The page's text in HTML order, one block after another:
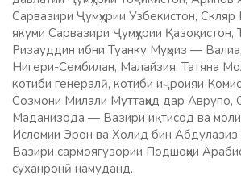
Сарвазири Ҷумҳурии Узбекистон,
якуми Сарвазири Ҷумҳурии Қазоқистон,
Ризауддин ибни Туанку Муҳриз —
Нигери-Сембилан, Малайзия, Татяна
котиби генералӣ, котиби иҷроияи
Созмони Милали Муттаҳид дар Аврупо,
Маданизода — Вазири иқтисод ва
Исломии Эрон ва Холид бин
Вазири сармоягузории Подшоҳии
суханронӣ намуданд.